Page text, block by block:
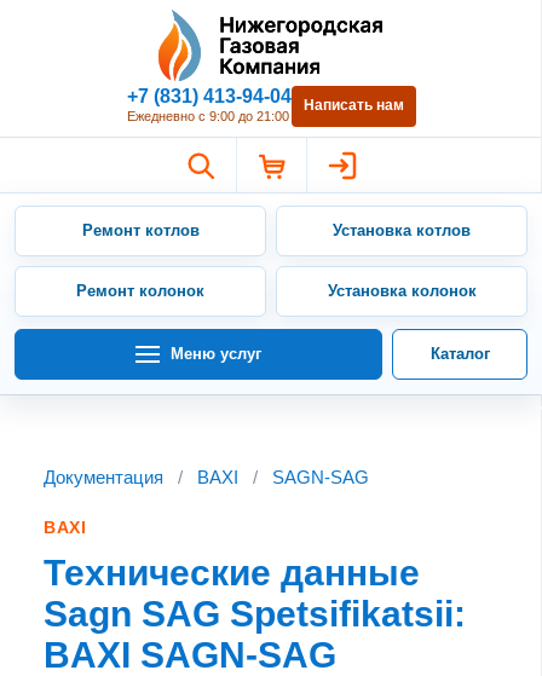
Нижегородская Газовая
+7 (831) 413-94-04
Ежедневно с 9:00 до 21:00
Написать нам
Ремонт котлов Установка котлов
Ремонт колонок Установка колонок
Меню услуг Каталог
Документация / BAXI / SAGN-SAG
BAXI
Технические данные
Sagn SAG Spetsifikatsii:
BAXI SAGN-SAG